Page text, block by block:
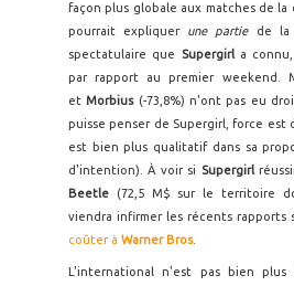
façon plus globale aux matches de
pourrait expliquer une partie
de la
spectatulaire que
Supergirl a
par rapport au premier weekend.
etMorbius (-73,8%) n'ont pas eu
puisse penser de Supergirl, force
est bien plus qualitatif dans sa
d'intention). À voir si Supergirl
Beetle
(72,5 M$ sur le territoire
viendra infirmer les récents rapports
coûter à Warner Bros.
L'international n'est pas bien